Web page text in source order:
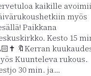
kaikille
myös
Paikkana
Kesto 15
🔖Kerran
Kuunteleva rukous.
30 min. ja…